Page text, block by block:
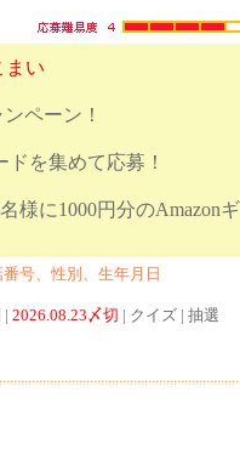
まい
ペーン！
を集めて応募！
様に1000円分のAmazon
号、性別、生年月日
| 2026.08.23〆切 | クイズ | 抽選